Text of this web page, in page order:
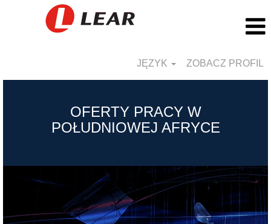
JĘZYK ZOBACZ PROFIL
OFERTY PRACY W
POŁUDNIOWEJ AFRYCE